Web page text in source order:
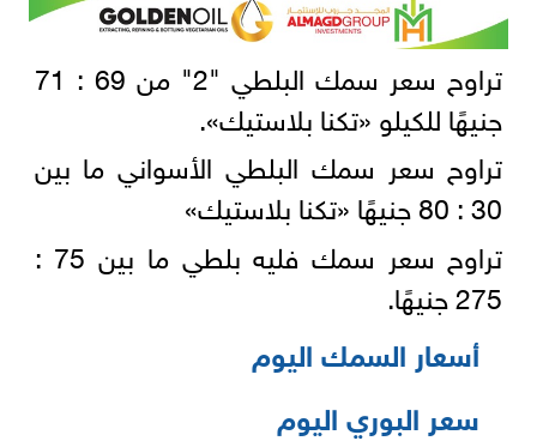
تراوح سعر سمك البلطي "2" من 69 : 71
جنيهًا للكيلو «تكنا بلاستيك».
تراوح سعر سمك البلطي الأسواني ما بين
30 : 80 جنيهًا «تكنا بلاستيك»
تراوح سعر سمك فليه بلطي ما بين 75 :
275 جنيهًا.
أسعار السمك اليوم
سعر البوري اليوم